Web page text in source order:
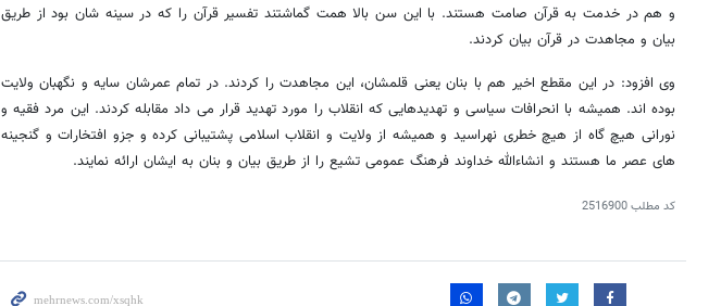
و هم در خدمت به قرآن صامت هستند. با این سن بالا همت گماشتند تفسیر قرآن را که در سینه شان بود از طریق
بیان و مجاهدت در قرآن بیان کردند.
وی افزود: در این مقطع اخیر هم با بنان یعنی قلمشان، این مجاهدت را کردند. در تمام عمرشان سایه و نگهبان ولایت
بوده اند. همیشه با انحرافات سیاسی و تهدیدهایی که انقلاب را مورد تهدید قرار می داد مقابله کردند. این مرد فقیه و
نورانی هیچ گاه از هیچ خطری نهراسید و همیشه از ولایت و انقلاب اسلامی پشتیبانی کرده و جزو افتخارات و گنجینه
های عصر ما هستند و انشاءالله خداوند فرهنگ عمومی تشیع را از طریق بیان و بنان به ایشان ارائه نمایند.
کد مطلب2516900